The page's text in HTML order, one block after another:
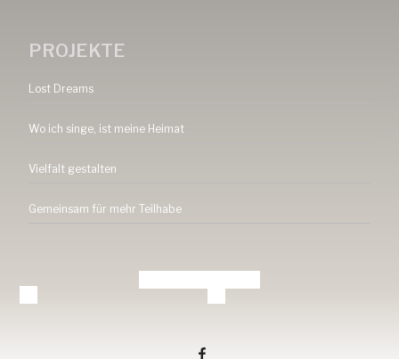
PROJEKTE
Lost Dreams
Wo ich singe, ist meine Heimat
Vielfalt gestalten
Gemeinsam für mehr Teilhabe